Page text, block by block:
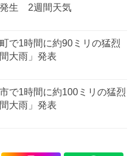
発生 2週間天気
で1時間に約90ミリの猛烈
大雨」発表
で1時間に約100ミリの猛烈
大雨」発表